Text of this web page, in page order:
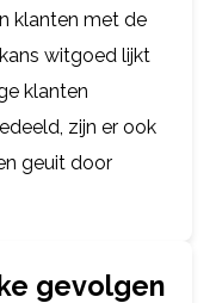
klanten met de
witgoed lijkt
klanten
zijn er ook
geuit door
gevolgen